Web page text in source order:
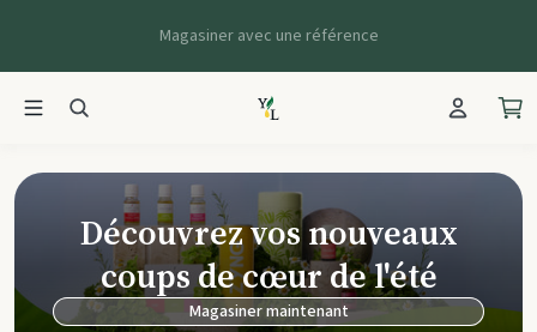
Magasiner avec une référence
Young Living
Découvrez vos nouveaux
coups de cœur de l'été
Magasiner maintenant